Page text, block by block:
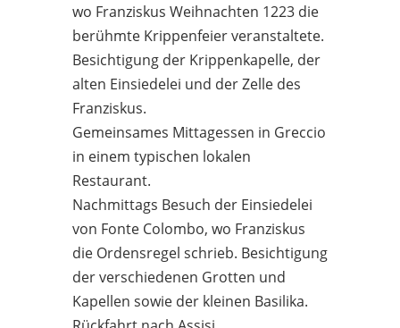
wo Franziskus Weihnachten 1223 die
berühmte Krippenfeier veranstaltete.
Besichtigung der Krippenkapelle, der
alten Einsiedelei und der Zelle des
Franziskus.
Gemeinsames Mittagessen in Greccio
in einem typischen lokalen
Restaurant.
Nachmittags Besuch der Einsiedelei
von Fonte Colombo, wo Franziskus
die Ordensregel schrieb. Besichtigung
der verschiedenen Grotten und
Kapellen sowie der kleinen Basilika.